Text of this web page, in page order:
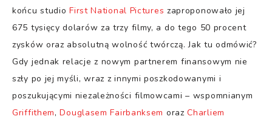
końcu studioFirst National Pictures zaproponowało jej
675 tysięcy dolarów za trzy filmy, a do tego 50 procent
zysków oraz absolutną wolność twórczą. Jak tu odmówić?
Gdy jednak relacje z nowym partnerem finansowym nie
szły po jej myśli, wraz z innymi poszkodowanymi i
poszukującymi niezależności filmowcami – wspomnianym
Griffithem,Douglasem Fairbanksem orazCharliem